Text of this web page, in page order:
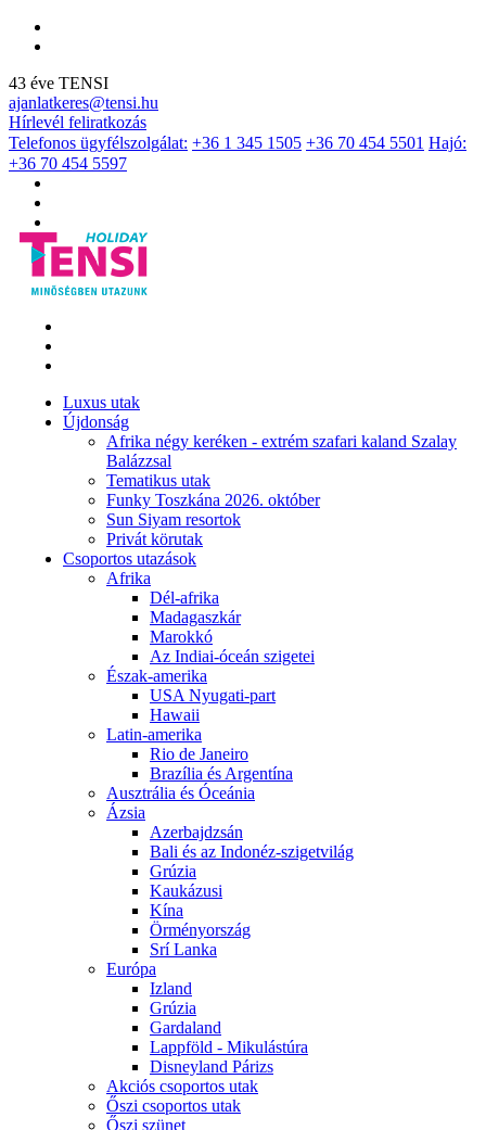
43 éve TENSI
ajanlatkeres@tensi.hu
Hírlevél feliratkozás
Telefonos ügyfélszolgálat: +36 1 345 1505 +36 70 454 5501 Hajó:
+36 70 454 5597
Luxus utak
Újdonság
Afrika négy keréken - extrém szafari kaland Szalay
Balázzsal
Tematikus utak
Funky Toszkána 2026. október
Sun Siyam resortok
Privát körutak
Csoportos utazások
Afrika
Dél-afrika
Madagaszkár
Marokkó
Az Indiai-óceán szigetei
Észak-amerika
USA Nyugati-part
Hawaii
Latin-amerika
Rio de Janeiro
Brazília és Argentína
Ausztrália és Óceánia
Ázsia
Azerbajdzsán
Bali és az Indonéz-szigetvilág
Grúzia
Kaukázusi
Kína
Örményország
Srí Lanka
Európa
Izland
Grúzia
Gardaland
Lappföld - Mikulástúra
Disneyland Párizs
Akciós csoportos utak
Őszi csoportos utak
Őszi szünet